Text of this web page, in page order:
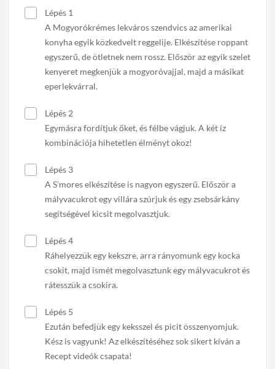
Lépés 1
A Mogyorókrémes lekváros szendvics az amerikai
konyha egyik közkedvelt reggelije. Elkészítése roppant
egyszerű, de ötletnek nem rossz. Először az egyik szelet
kenyeret megkenjük a mogyoróvajjal, majd a másikat
eperlekvárral.
Lépés 2
Egymásra fordítjuk őket, és félbe vágjuk. A két íz
kombinációja hihetetlen élményt okoz!
Lépés 3
A S’mores elkészítése is nagyon egyszerű. Először a
mályvacukrot egy villára szúrjuk és egy zsebsárkány
segítségével kicsit megolvasztjuk.
Lépés 4
Ráhelyezzük egy kekszre, arra rányomunk egy kocka
csokit, majd ismét megolvasztunk egy mályvacukrot és
rátesszük a csokira.
Lépés 5
Ezután befedjük egy keksszel és picit összenyomjuk.
Kész is vagyunk! Az elkészítéséhez sok sikert kíván a
Recept videók csapata!